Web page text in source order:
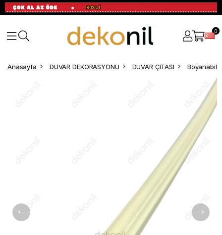
0
Anasayfa DUVAR DEKORASYONU DUVAR ÇITASI Boyanabilir